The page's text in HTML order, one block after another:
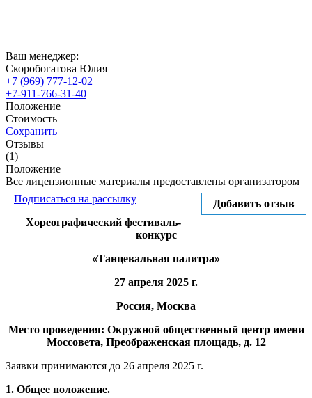
Ваш менеджер:
Скоробогатова Юлия
+7 (969) 777-12-02
+7-911-766-31-40
Положение
Стоимость
Сохранить
Отзывы
(1)
Положение
Все лицензионные материалы предоставлены организатором
Добавить отзыв
Подписаться на рассылку
Хореографический фестиваль-
конкурс
«Танцевальная палитра»
27 апреля 2025 г.
Россия, Москва
Место проведения: Окружной общественный центр имени
Моссовета, Преображенская площадь, д. 12
Заявки принимаются до 26 апреля 2025 г.
1. Общее положение.